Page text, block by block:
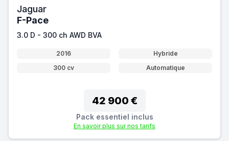
Jaguar
F-Pace
3.0 D - 300 ch AWD BVA
2016
Hybride
300 cv
Automatique
42 900 €
Pack essentiel inclus
En savoir plus sur nos tarifs